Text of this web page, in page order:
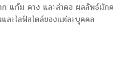
แก้ม คาง และลำคอ ผลลัพธ์มัก
ละไลฟ์สไตล์ของแต่ละบุคคล